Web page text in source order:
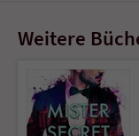
Weitere